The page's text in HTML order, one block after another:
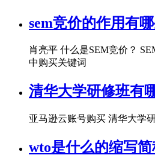
sem竞价的作用有
肖亮平 什么是SEM竞价？
中购买关键词
清华大学研修班有
亚马逊云账号购买 清华大学
wto是什么的缩写